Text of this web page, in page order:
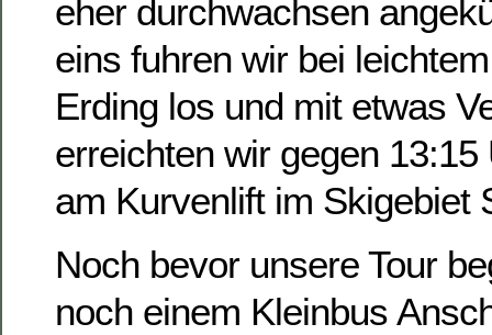
eher durchwachsen
eins fuhren wir bei
Erding los und mit etwas
erreichten wir gegen
am Kurvenlift im Skigebiet
Noch bevor unsere Tour
noch einem Kleinbus